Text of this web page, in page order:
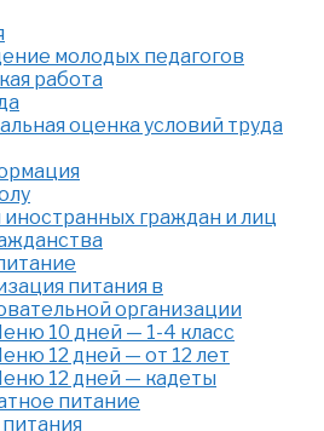
молодых педагогов
работа
оценка условий труда
граждан и лиц
питания в
организации
10 дней — 1-4 класс
12 дней — от 12 лет
12 дней — кадеты
питание